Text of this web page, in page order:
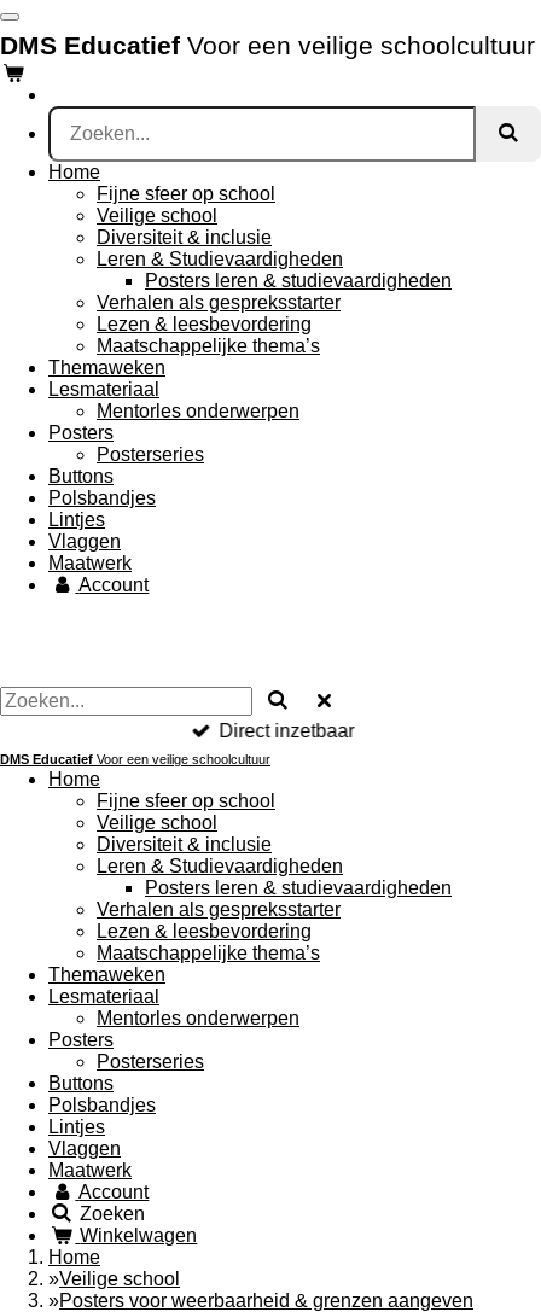
Ga
direct
naar
de
hoofdinhoud
DMS Educatief Voor een veilige schoolcultuur
Home
Fijne sfeer op school
Veilige school
Diversiteit & inclusie
Leren & Studievaardigheden
Posters leren & studievaardigheden
Verhalen als gespreksstarter
Lezen & leesbevordering
Maatschappelijke thema’s
Themaweken
Lesmateriaal
Mentorles onderwerpen
Posters
Posterseries
Buttons
Polsbandjes
Lintjes
Vlaggen
Maatwerk
Account
Direct inzetbaar
DMS Educatief Voor een veilige schoolcultuur
Home
Fijne sfeer op school
Veilige school
Diversiteit & inclusie
Leren & Studievaardigheden
Posters leren & studievaardigheden
Verhalen als gespreksstarter
Lezen & leesbevordering
Maatschappelijke thema’s
Themaweken
Lesmateriaal
Mentorles onderwerpen
Posters
Posterseries
Buttons
Polsbandjes
Lintjes
Vlaggen
Maatwerk
Account
Zoeken
Winkelwagen
Home
»Veilige school
»Posters voor weerbaarheid & grenzen aangeven